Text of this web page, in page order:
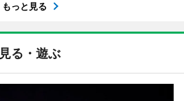
もっと見る
見る・遊ぶ